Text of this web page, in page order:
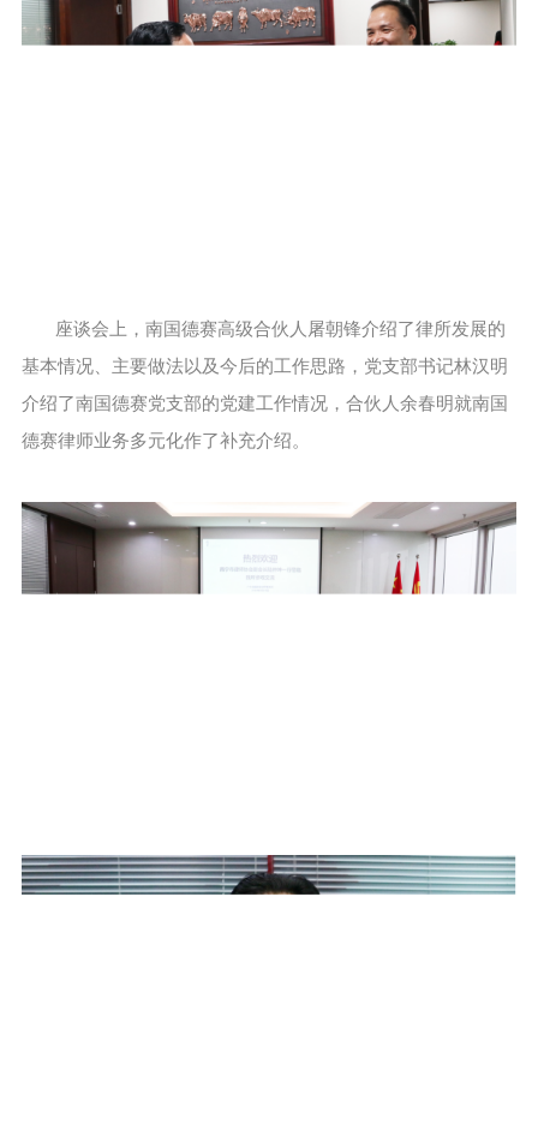
座谈会上，南国德赛高级合伙人屠朝锋介绍了律所发展的
基本情况、主要做法以及今后的工作思路，党支部书记林汉明
介绍了南国德赛党支部的党建工作情况，合伙人余春明就南国
德赛律师业务多元化作了补充介绍。